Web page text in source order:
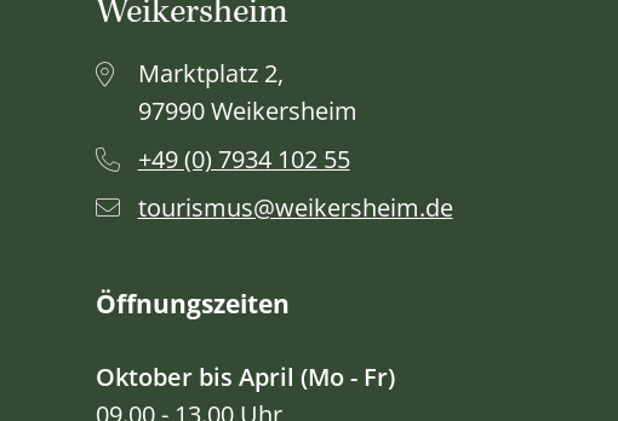
Weikersheim
Marktplatz 2,
97990 Weikersheim
+49 (0) 7934 102 55
tourismus@weikersheim.de
Öffnungszeiten
Oktober bis April (Mo - Fr)
09.00 - 13.00 Uhr